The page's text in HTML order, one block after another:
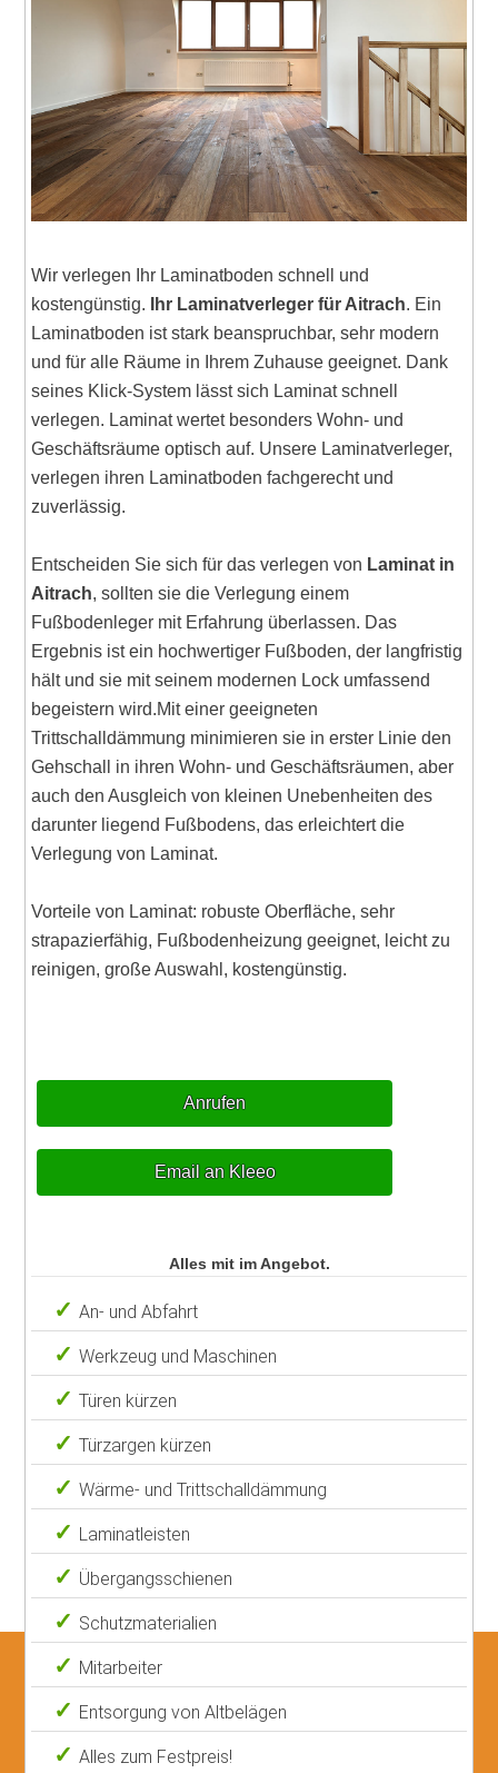
Wir verlegen Ihr Laminatboden schnell und
kostengünstig.
Ihr Laminatverleger für Aitrach. Ein
Laminatboden ist stark beanspruchbar, sehr modern
und für alle Räume in Ihrem Zuhause geeignet. Dank
seines Klick-System lässt sich Laminat schnell
verlegen. Laminat wertet besonders Wohn- und
Geschäftsräume optisch auf. Unsere Laminatverleger,
verlegen ihren Laminatboden fachgerecht und
zuverlässig.
Entscheiden Sie sich für das verlegen von Laminat in
Aitrach, sollten sie die Verlegung einem
Fußbodenleger mit Erfahrung überlassen. Das
Ergebnis ist ein hochwertiger Fußboden, der langfristig
hält und sie mit seinem modernen Lock umfassend
begeistern wird.Mit einer geeigneten
Trittschalldämmung minimieren sie in erster Linie den
Gehschall in ihren Wohn- und Geschäftsräumen, aber
auch den Ausgleich von kleinen Unebenheiten des
darunter liegend Fußbodens, das erleichtert die
Verlegung von Laminat.
Vorteile von Laminat: robuste Oberfläche, sehr
strapazierfähig, Fußbodenheizung geeignet, leicht zu
reinigen, große Auswahl, kostengünstig.
Anrufen
Email an Kleeo
Alles mit im Angebot.
An- und Abfahrt
Werkzeug und Maschinen
Türen kürzen
Türzargen kürzen
Wärme- und Trittschalldämmung
Laminatleisten
Übergangsschienen
Schutzmaterialien
Mitarbeiter
Entsorgung von Altbelägen
Alles zum Festpreis!